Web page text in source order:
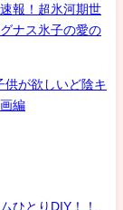
報！超氷河期世
ナス氷子の愛の
供が欲しいど陰キ
編
ひとりDIY！！